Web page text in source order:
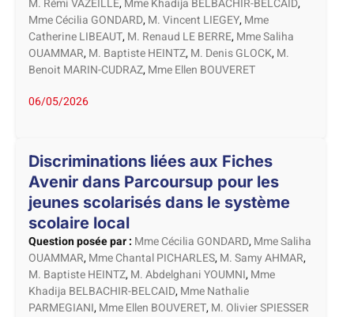
M. Rémi VAZEILLE,Mme Khadija BELBACHIR-BELCAID,
Mme Cécilia GONDARD,M. Vincent LIEGEY,Mme
Catherine LIBEAUT,M. Renaud LE BERRE,Mme Saliha
OUAMMAR,M. Baptiste HEINTZ,M. Denis GLOCK,M.
Benoit MARIN-CUDRAZ,Mme Ellen BOUVERET
06/05/2026
Discriminations liées aux Fiches
Avenir dans Parcoursup pour les
jeunes scolarisés dans le système
scolaire local
Question posée par : Mme Cécilia GONDARD,Mme Saliha
OUAMMAR,Mme Chantal PICHARLES,M. Samy AHMAR,
M. Baptiste HEINTZ,M. Abdelghani YOUMNI,Mme
Khadija BELBACHIR-BELCAID,Mme Nathalie
PARMEGIANI,Mme Ellen BOUVERET,M. Olivier SPIESSER